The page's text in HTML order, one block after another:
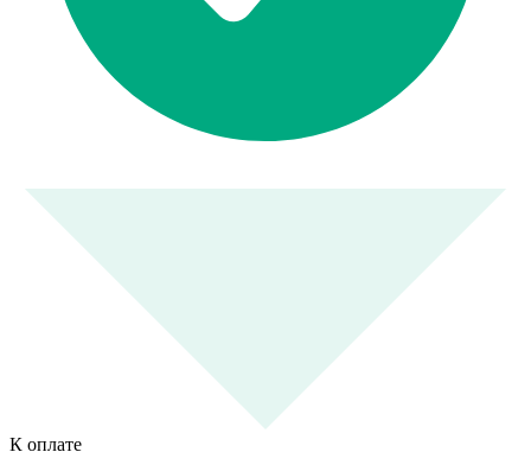
К оплате